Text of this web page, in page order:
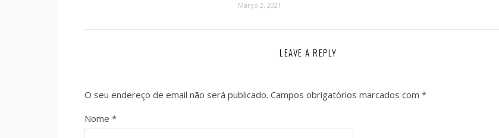
Março 2, 2021
LEAVE A REPLY
O seu endereço de email não será publicado. Campos obrigatórios marcados com *
Nome *